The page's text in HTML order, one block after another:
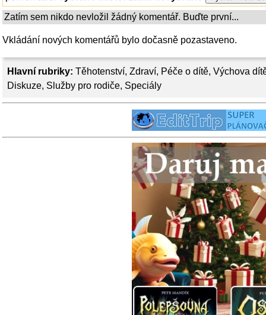
Hlavní rubriky: Těhotenství, Zdraví, Péče o dítě, Výchova
Diskuze, Služby pro rodiče, Speciály
Zatím sem nikdo nevložil žádný komentář. Buďte první...
Vkládání nových komentářů bylo dočasně pozastaveno.